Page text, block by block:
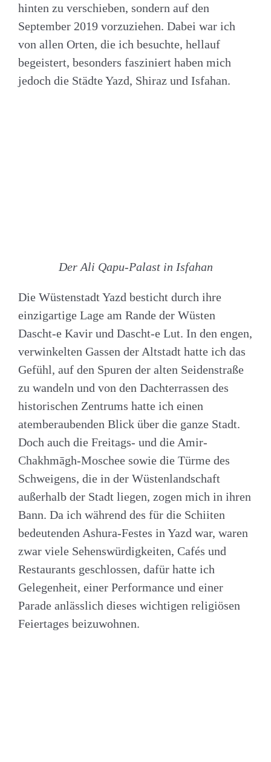
hinten zu verschieben, sondern auf den
September 2019 vorzuziehen. Dabei war ich
von allen Orten, die ich besuchte, hellauf
begeistert, besonders fasziniert haben mich
jedoch die Städte Yazd, Shiraz und Isfahan.
Der Ali Qapu-Palast in Isfahan
Die Wüstenstadt Yazd besticht durch ihre
einzigartige Lage am Rande der Wüsten
Dascht-e Kavir und Dascht-e Lut. In den engen,
verwinkelten Gassen der Altstadt hatte ich das
Gefühl, auf den Spuren der alten Seidenstraße
zu wandeln und von den Dachterrassen des
historischen Zentrums hatte ich einen
atemberaubenden Blick über die ganze Stadt.
Doch auch die Freitags- und die Amir-
Chakhmāgh-Moschee sowie die Türme des
Schweigens, die in der Wüstenlandschaft
außerhalb der Stadt liegen, zogen mich in ihren
Bann. Da ich während des für die Schiiten
bedeutenden Ashura-Festes in Yazd war, waren
zwar viele Sehenswürdigkeiten, Cafés und
Restaurants geschlossen, dafür hatte ich
Gelegenheit, einer Performance und einer
Parade anlässlich dieses wichtigen religiösen
Feiertages beizuwohnen.